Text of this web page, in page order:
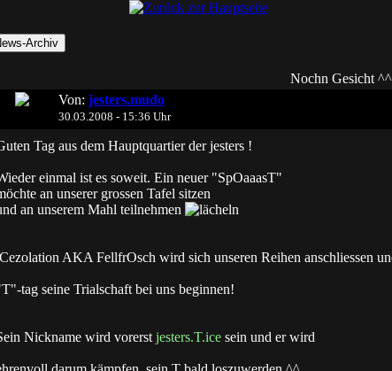
Nochn Gesicht ^^
Von: jesters.mudo
30.03.2008 - 15:36 Uhr
Tag aus dem Hauptquartier der jesters !
einmal ist es soweit. Ein neuer "SpOaaasT"
an unserer grossen Tafel sitzen
an unserem Mahl teilnehmen
AKA FellfrOsch wird sich unseren Reihen anschliessen
tag seine Trialschaft bei uns beginnen!
Nickname wird vorerst jesters.T.ice sein und er wird